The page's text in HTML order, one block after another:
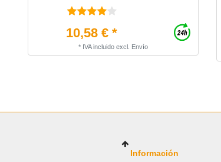
10,58 € *
* IVA incluido excl. Envío
Información